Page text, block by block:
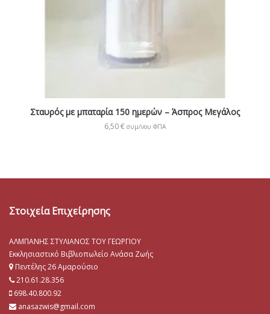
Σταυρός με μπαταρία 150 ημερών – Άσπρος Μεγάλος
6,50€ συμ/νου ΦΠΑ
Στοιχεία Επιχείρησης
ΑΛΜΠΑΝΗΣ ΣΤΥΛΙΑΝΟΣ ΤΟΥ ΓΕΩΡΓΙΟΥ
Εκκλησιαστικό Βιβλιοπωλείο Ανάσα Ζωής
Πεντέλης 26 Αμαρούσιο
210.61.28.356
698.40.800.92
anasazwis@gmail.com